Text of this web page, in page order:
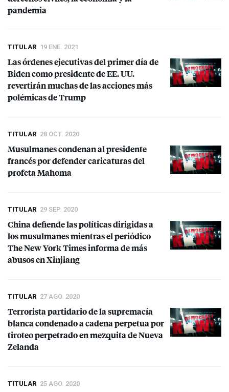
pandemia
TITULAR 19 ENE. 2021
Las órdenes ejecutivas del primer día de
Biden como presidente de EE. UU.
revertirán muchas de las acciones más
polémicas de Trump
TITULAR 28 OCT. 2020
Musulmanes condenan al presidente
francés por defender caricaturas del
profeta Mahoma
TITULAR 29 SEP. 2020
China defiende las políticas dirigidas a
los musulmanes mientras el periódico
The New York Times informa de más
abusos en Xinjiang
TITULAR 27 AGO. 2020
Terrorista partidario de la supremacía
blanca condenado a cadena perpetua por
tiroteo perpetrado en mezquita de Nueva
Zelanda
TITULAR 25 AGO. 2020